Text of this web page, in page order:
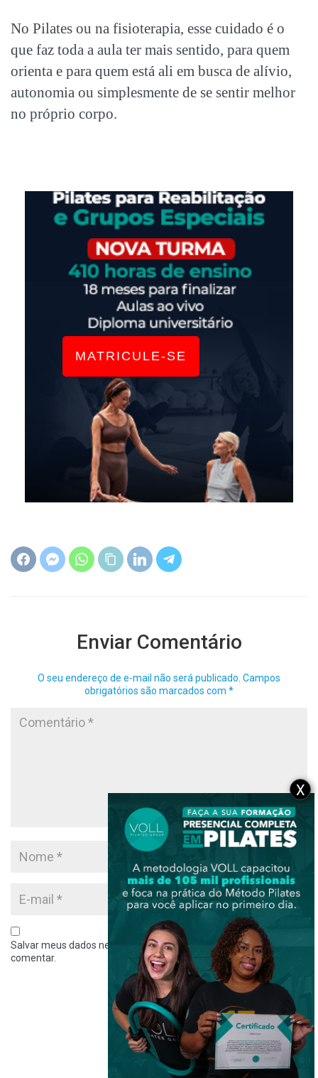
No Pilates ou na fisioterapia, esse cuidado é o
que faz toda a aula ter mais sentido, para quem
orienta e para quem está ali em busca de alívio,
autonomia ou simplesmente de se sentir melhor
no próprio corpo.
MATRICULE-SE
Enviar Comentário
O seu endereço de e-mail não será publicado. Campos
obrigatórios são marcados com *
Salvar meus dados neste navegador para a próxima vez que eu
comentar.
X